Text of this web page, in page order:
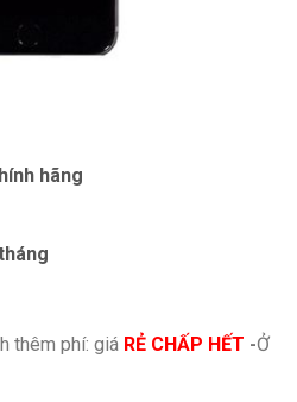
hãng
thêm phí: giá RẺ CHẤP HẾT -Ở